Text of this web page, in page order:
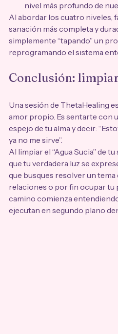
nivel más profundo de
Al abordar los cuatro niveles,
sanación más completa y
simplemente “tapando” un
reprogramando el sistema
Conclusión: limpiar
Una sesión de ThetaHealing
amor propio. Es sentarte con
espejo de tu alma y decir:
ya no me sirve”.
Al limpiar el “Agua Sucia” de
que tu verdadera luz se
que busques resolver un tema
relaciones o por fin ocupar tu
camino comienza
ejecutan en segundo plano